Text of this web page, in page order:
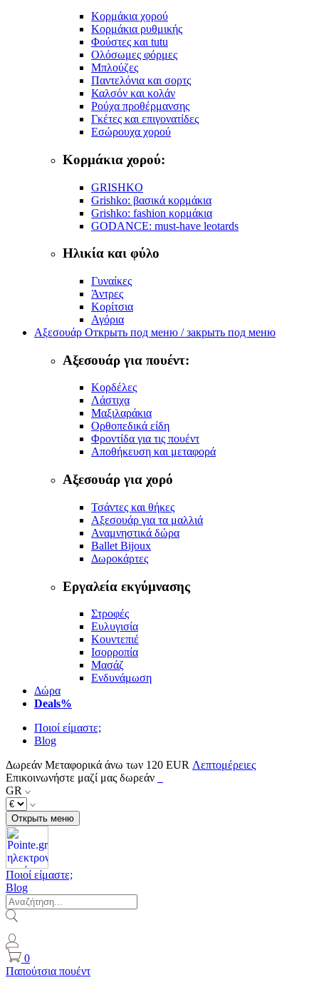
Κορμάκια χορού
Κορμάκια ρυθμικής
Φούστες και tutu
Ολόσωμες φόρμες
Μπλούζες
Παντελόνια και σορτς
Καλσόν και κολάν
Ρούχα προθέρμανσης
Γκέτες και επιγονατίδες
Εσώρουχα χορού
Κορμάκια χορού:
GRISHKO
Grishko: βασικά κορμάκια
Grishko: fashion κορμάκια
GODANCE: must-have leotards
Ηλικία και φύλο
Γυναίκες
Άντρες
Κορίτσια
Αγόρια
Αξεσουάρ Открыть под меню / закрыть под меню
Αξεσουάρ για πουέντ:
Κορδέλες
Λάστιχα
Μαξιλαράκια
Ορθοπεδικά είδη
Φροντίδα για τις πουέντ
Αποθήκευση και μεταφορά
Αξεσουάρ για χορό
Τσάντες και θήκες
Αξεσουάρ για τα μαλλιά
Αναμνηστικά δώρα
Ballet Bijoux
Δωροκάρτες
Εργαλεία εκγύμνασης
Στροφές
Ευλυγισία
Κουντεπιέ
Ισορροπία
Μασάζ
Ενδυνάμωση
Δώρα
Deals%
Ποιοί είμαστε;
Blog
Δωρεάν Μεταφορικά άνω των 120 EUR Λεπτομέρειες
Επικοινωνήστε μαζί μας δωρεάν
GR
Открыть меню
Ποιοί είμαστε;
Blog
0
Παπούτσια πουέντ